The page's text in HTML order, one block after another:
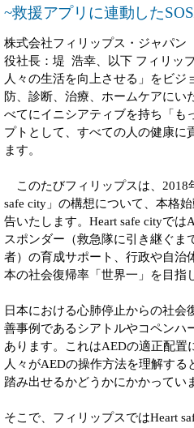
~救援アプリに連動した
株式会社フィリップス・ジャパン
役社長：堤 浩幸、以下 フィリッ
人々の生活を向上させる」をビジ
防、診断、治療、ホームケアにい
べてにイニシアティブを持ち「も
プトとして、すべての人の健康に
ます。
このたびフィリップスは、2018
safe city」の構想について、本格
告いたします。Heart safe cityで
スポンダー（救急隊に引き継ぐま
者）の育成サポート、行政や自治
本の社会復帰率「世界一」を目指
日本における心肺停止からの社会
善事例であるシアトルやコペンハ
あります。これはAEDの適正配置
人々がAEDの操作方法を理解す
踏み出せるかどうかにかかってい
そこで、フィリップスではHeart